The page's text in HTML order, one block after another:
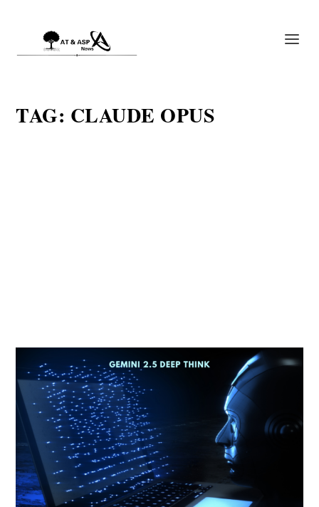
TAG: CLAUDE OPUS